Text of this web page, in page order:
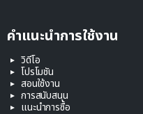
คำแนะนำการใช้งาน
วิดีโอ
โปรโมชัน
สอนใช้งาน
การสนับสนุน
แนะนำการซื้อ